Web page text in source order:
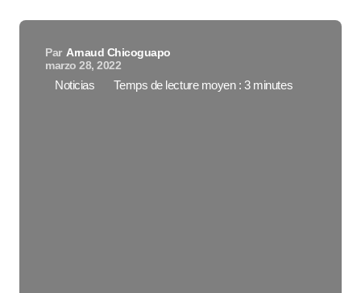
Par Arnaud Chicoguapo
marzo 28, 2022
Noticias Temps de lecture moyen : 3 minutes